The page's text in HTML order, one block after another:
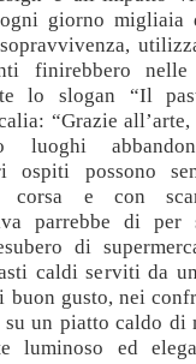
giorno
finirebbero nelle
lo slogan “Il
“Grazie
luoghi
ospiti possono
corsa e con
parrebbe di per
di
caldi serviti da
buon gusto, nei
un piatto caldo di
luminoso ed